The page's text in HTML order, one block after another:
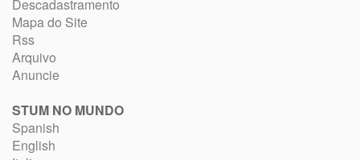
Descadastramento
Mapa do Site
Rss
Arquivo
Anuncie
STUM NO MUNDO
Spanish
English